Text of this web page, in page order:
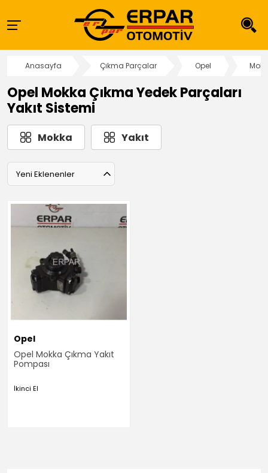
Anasayfa Çıkma Parçalar Opel
Opel Mokka Çıkma Yedek Parçaları
Yakıt Sistemi
Mokka Yakıt
Yeni Eklenenler
Opel
Opel Mokka Çıkma Yakıt
Pompası
İkinci El